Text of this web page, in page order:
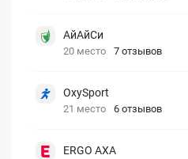
АйАйСи
20 место 7 отзывов
OxySport
21 место 6 отзывов
ERGO AXA